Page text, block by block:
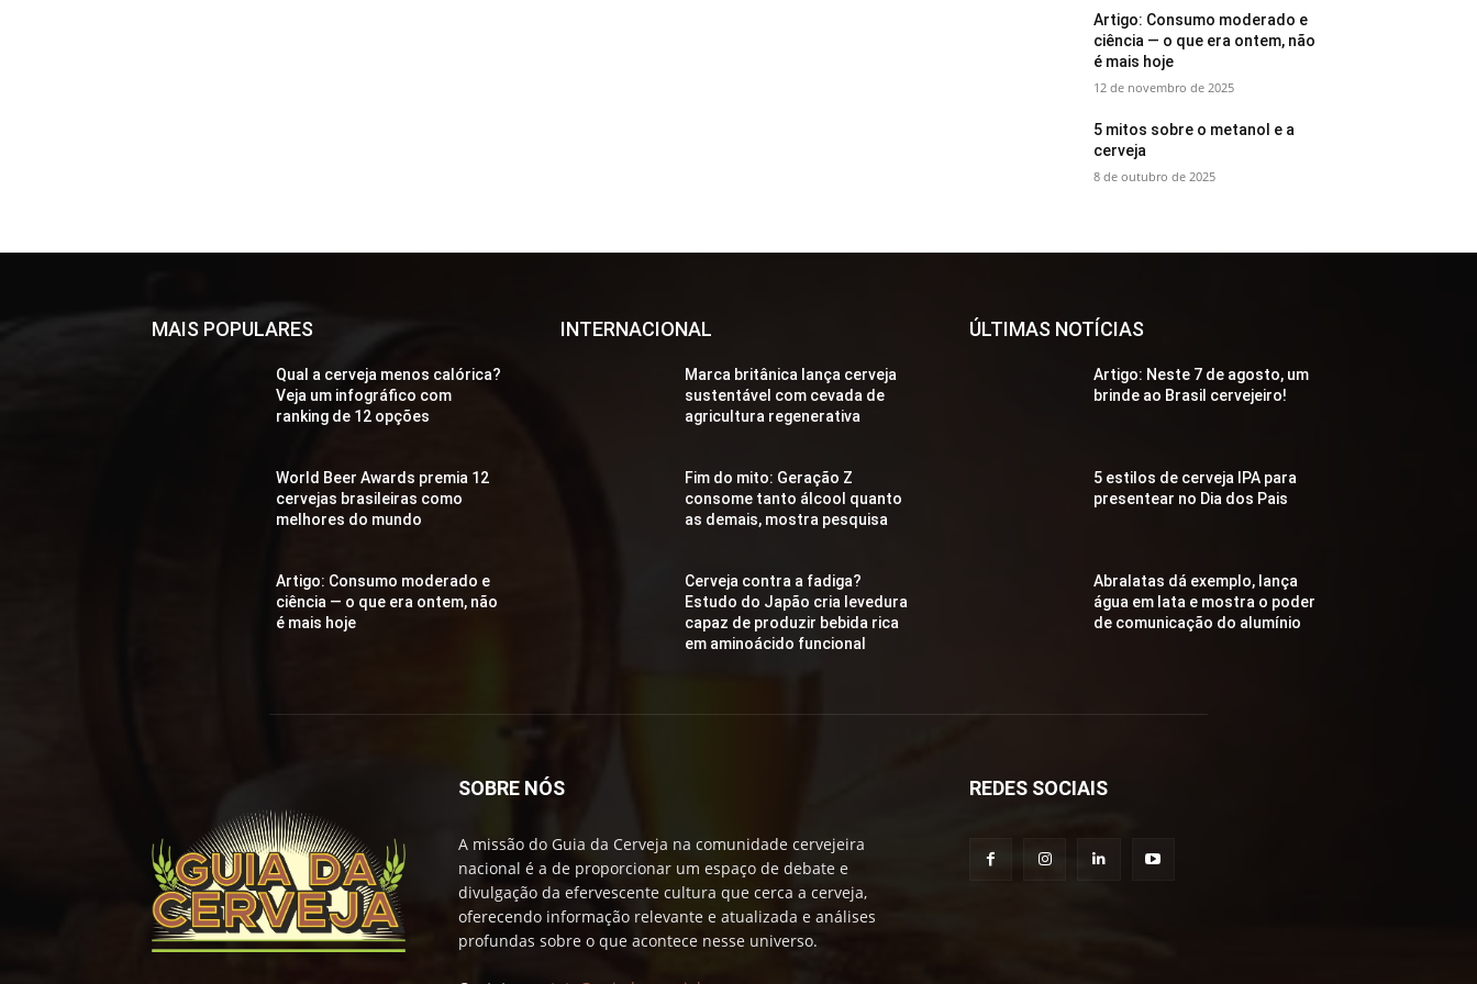
Artigo: Consumo moderado e
ciência — o que era ontem, não
é mais hoje
12 de novembro de 2025
5 mitos sobre o metanol e a
cerveja
8 de outubro de 2025
MAIS POPULARES
Qual a cerveja menos calórica?
Veja um infográfico com
ranking de 12 opções
World Beer Awards premia 12
cervejas brasileiras como
melhores do mundo
Artigo: Consumo moderado e
ciência — o que era ontem, não
é mais hoje
INTERNACIONAL
Marca britânica lança cerveja
sustentável com cevada de
agricultura regenerativa
Fim do mito: Geração Z
consome tanto álcool quanto
as demais, mostra pesquisa
Cerveja contra a fadiga?
Estudo do Japão cria levedura
capaz de produzir bebida rica
em aminoácido funcional
ÚLTIMAS NOTÍCIAS
Artigo: Neste 7 de agosto, um
brinde ao Brasil cervejeiro!
5 estilos de cerveja IPA para
presentear no Dia dos Pais
Abralatas dá exemplo, lança
água em lata e mostra o poder
de comunicação do alumínio
SOBRE NÓS
A missão do Guia da Cerveja na comunidade cervejeira
nacional é a de proporcionar um espaço de debate e
divulgação da efervescente cultura que cerca a cerveja,
oferecendo informação relevante e atualizada e análises
profundas sobre o que acontece nesse universo.
REDES SOCIAIS